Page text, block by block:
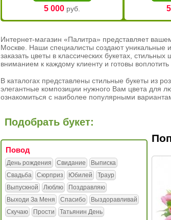
5 000 руб.
Интернет-магазин «Палитра» представляет
Москве. Наши специалисты создают уникальные
заказать цветы в классических букетах,
вниманием к каждому клиенту и готовы
В каталогах представлены стильные букеты из
элегантные композиции нужного Вам цвета для
ознакомиться с наиболее популярными
Подобрать букет:
Повод
День рождения Свидание
Выписка
Свадьба
Сюрприз Юбилей
Траур
Выпускной
Люблю
Поздравляю
Выходи За Меня
Спасибо
Выздоравливай
Скучаю
Прости Татьянин День